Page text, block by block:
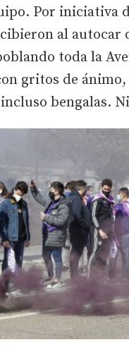
Por iniciativa
al autocar
toda la
gritos de
bengalas.